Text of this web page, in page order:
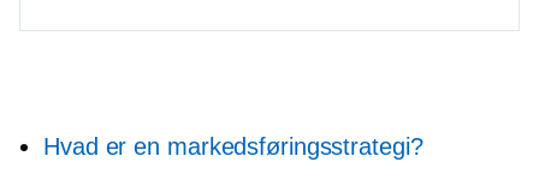
Hvad er en markedsføringsstrategi?